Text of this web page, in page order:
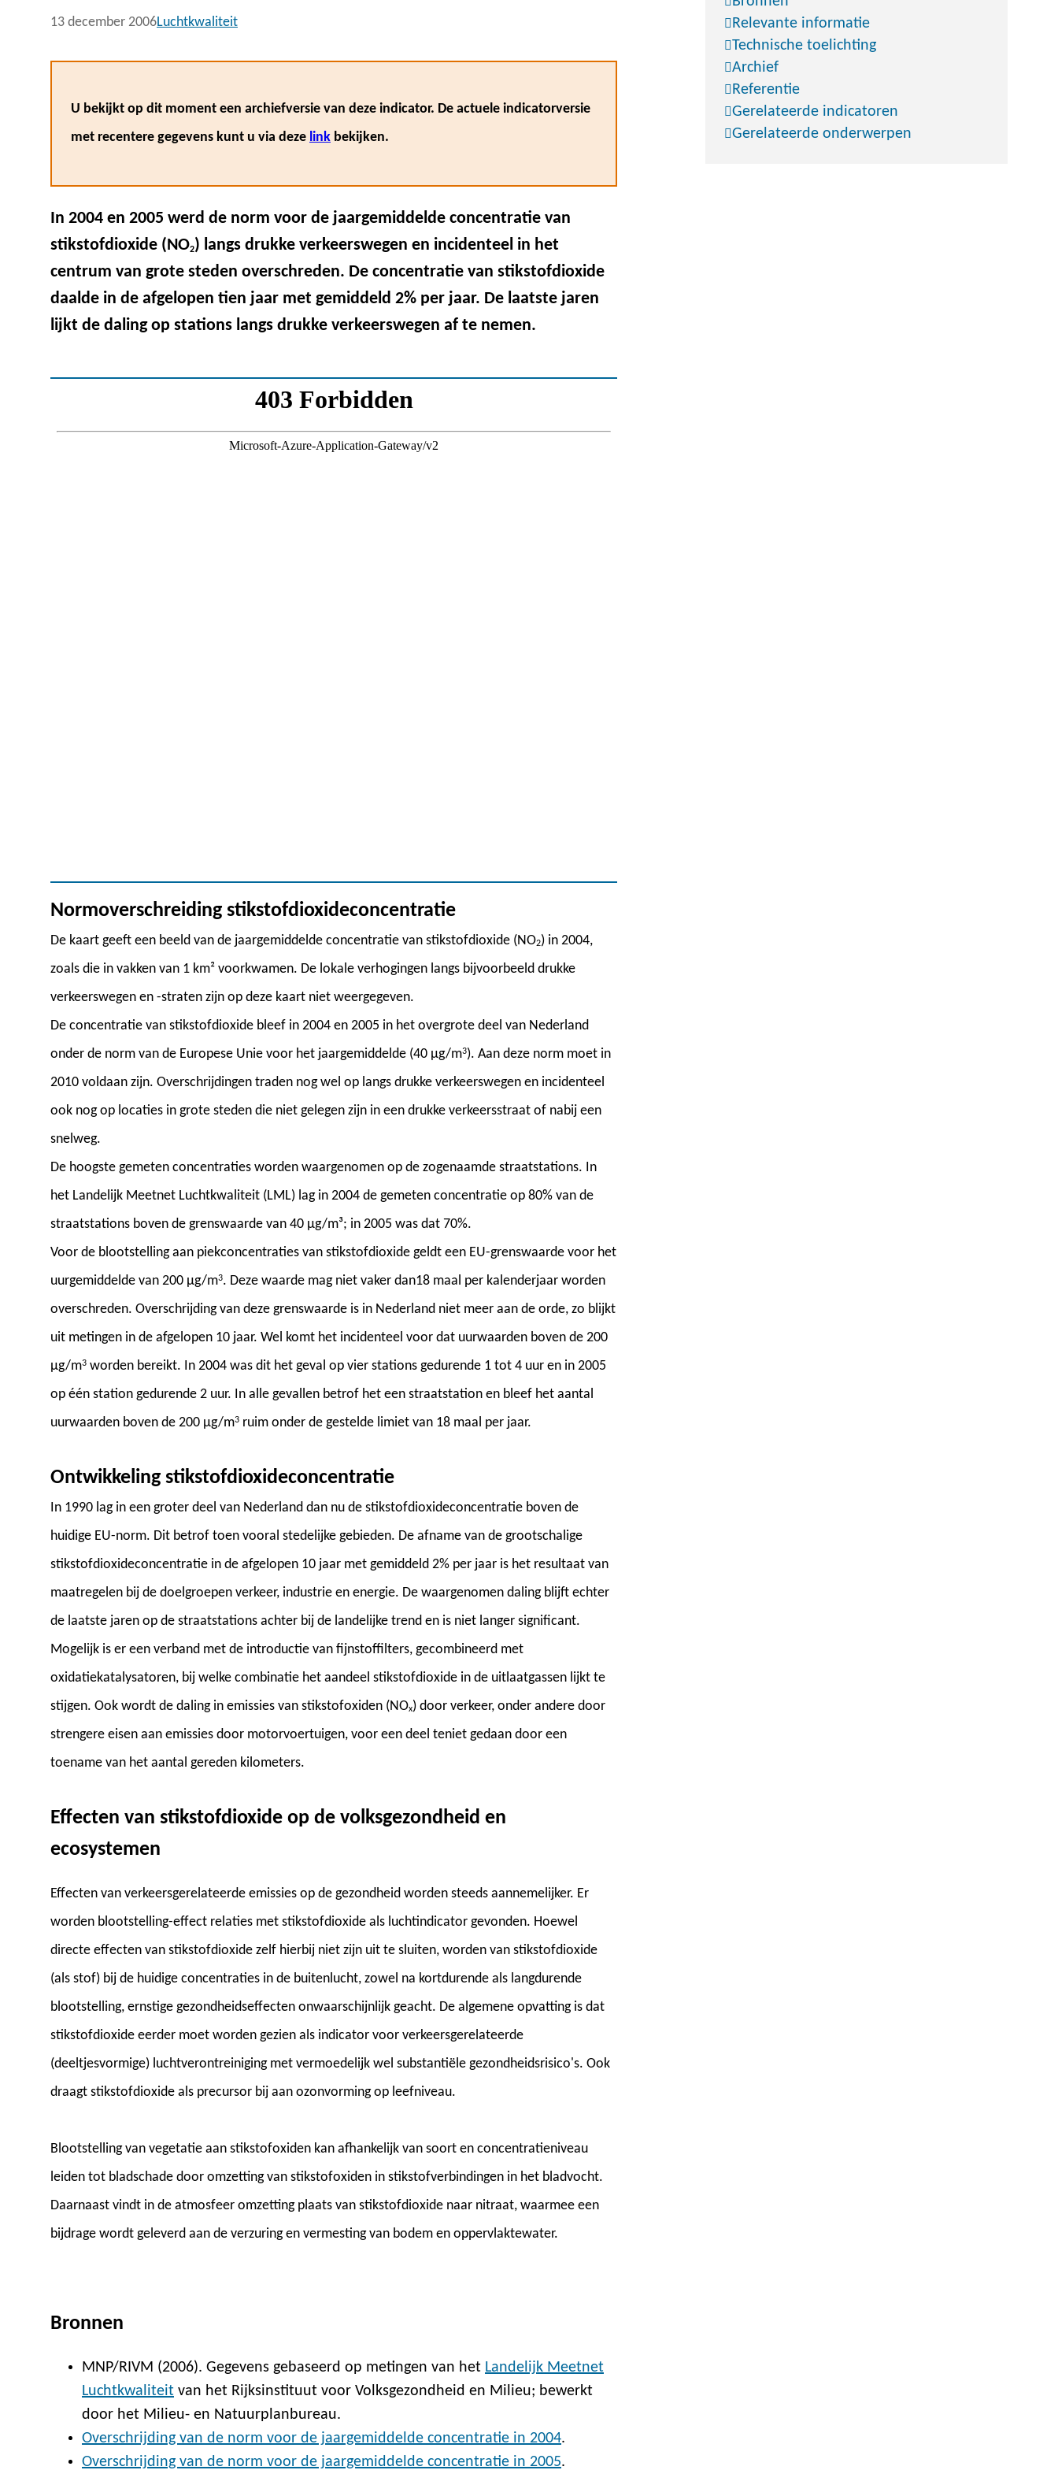
13 december 2006Luchtkwaliteit
Relevante informatie
Technische toelichting
Archief
Referentie
Gerelateerde indicatoren
Gerelateerde onderwerpen
U bekijkt op dit moment een archiefversie van deze indicator. De actuele indicatorversie
met recentere gegevens kunt u via deze link bekijken.
In 2004 en 2005 werd de norm voor de jaargemiddelde concentratie van
stikstofdioxide (NO2) langs drukke verkeerswegen en incidenteel in het
centrum van grote steden overschreden. De concentratie van stikstofdioxide
daalde in de afgelopen tien jaar met gemiddeld 2% per jaar. De laatste jaren
lijkt de daling op stations langs drukke verkeerswegen af te nemen.
Normoverschreiding stikstofdioxideconcentratie
De kaart geeft een beeld van de jaargemiddelde concentratie van stikstofdioxide (NO2) in 2004,
zoals die in vakken van 1 km² voorkwamen. De lokale verhogingen langs bijvoorbeeld drukke
verkeerswegen en -straten zijn op deze kaart niet weergegeven.
De concentratie van stikstofdioxide bleef in 2004 en 2005 in het overgrote deel van Nederland
onder de norm van de Europese Unie voor het jaargemiddelde (40 µg/m3). Aan deze norm moet in
2010 voldaan zijn. Overschrijdingen traden nog wel op langs drukke verkeerswegen en incidenteel
ook nog op locaties in grote steden die niet gelegen zijn in een drukke verkeersstraat of nabij een
snelweg.
De hoogste gemeten concentraties worden waargenomen op de zogenaamde straatstations. In
het Landelijk Meetnet Luchtkwaliteit (LML) lag in 2004 de gemeten concentratie op 80% van de
straatstations boven de grenswaarde van 40 µg/m³; in 2005 was dat 70%.
Voor de blootstelling aan piekconcentraties van stikstofdioxide geldt een EU-grenswaarde voor het
uurgemiddelde van 200 µg/m3. Deze waarde mag niet vaker dan18 maal per kalenderjaar worden
overschreden. Overschrijding van deze grenswaarde is in Nederland niet meer aan de orde, zo blijkt
uit metingen in de afgelopen 10 jaar. Wel komt het incidenteel voor dat uurwaarden boven de 200
µg/m3 worden bereikt. In 2004 was dit het geval op vier stations gedurende 1 tot 4 uur en in 2005
op één station gedurende 2 uur. In alle gevallen betrof het een straatstation en bleef het aantal
uurwaarden boven de 200 µg/m3 ruim onder de gestelde limiet van 18 maal per jaar.
Ontwikkeling stikstofdioxideconcentratie
In 1990 lag in een groter deel van Nederland dan nu de stikstofdioxideconcentratie boven de
huidige EU-norm. Dit betrof toen vooral stedelijke gebieden. De afname van de grootschalige
stikstofdioxideconcentratie in de afgelopen 10 jaar met gemiddeld 2% per jaar is het resultaat van
maatregelen bij de doelgroepen verkeer, industrie en energie. De waargenomen daling blijft echter
de laatste jaren op de straatstations achter bij de landelijke trend en is niet langer significant.
Mogelijk is er een verband met de introductie van fijnstoffilters, gecombineerd met
oxidatiekatalysatoren, bij welke combinatie het aandeel stikstofdioxide in de uitlaatgassen lijkt te
stijgen. Ook wordt de daling in emissies van stikstofoxiden (NOx) door verkeer, onder andere door
strengere eisen aan emissies door motorvoertuigen, voor een deel teniet gedaan door een
toename van het aantal gereden kilometers.
Effecten van stikstofdioxide op de volksgezondheid en
ecosystemen
Effecten van verkeersgerelateerde emissies op de gezondheid worden steeds aannemelijker. Er
worden blootstelling-effect relaties met stikstofdioxide als luchtindicator gevonden. Hoewel
directe effecten van stikstofdioxide zelf hierbij niet zijn uit te sluiten, worden van stikstofdioxide
(als stof) bij de huidige concentraties in de buitenlucht, zowel na kortdurende als langdurende
blootstelling, ernstige gezondheidseffecten onwaarschijnlijk geacht. De algemene opvatting is dat
stikstofdioxide eerder moet worden gezien als indicator voor verkeersgerelateerde
(deeltjesvormige) luchtverontreiniging met vermoedelijk wel substantiële gezondheidsrisico's. Ook
draagt stikstofdioxide als precursor bij aan ozonvorming op leefniveau.
Blootstelling van vegetatie aan stikstofoxiden kan afhankelijk van soort en concentratieniveau
leiden tot bladschade door omzetting van stikstofoxiden in stikstofverbindingen in het bladvocht.
Daarnaast vindt in de atmosfeer omzetting plaats van stikstofdioxide naar nitraat, waarmee een
bijdrage wordt geleverd aan de verzuring en vermesting van bodem en oppervlaktewater.
Bronnen
MNP/RIVM (2006). Gegevens gebaseerd op metingen van het Landelijk Meetnet
Luchtkwaliteit van het Rijksinstituut voor Volksgezondheid en Milieu; bewerkt
door het Milieu- en Natuurplanbureau.
Overschrijding van de norm voor de jaargemiddelde concentratie in 2004.
Overschrijding van de norm voor de jaargemiddelde concentratie in 2005.